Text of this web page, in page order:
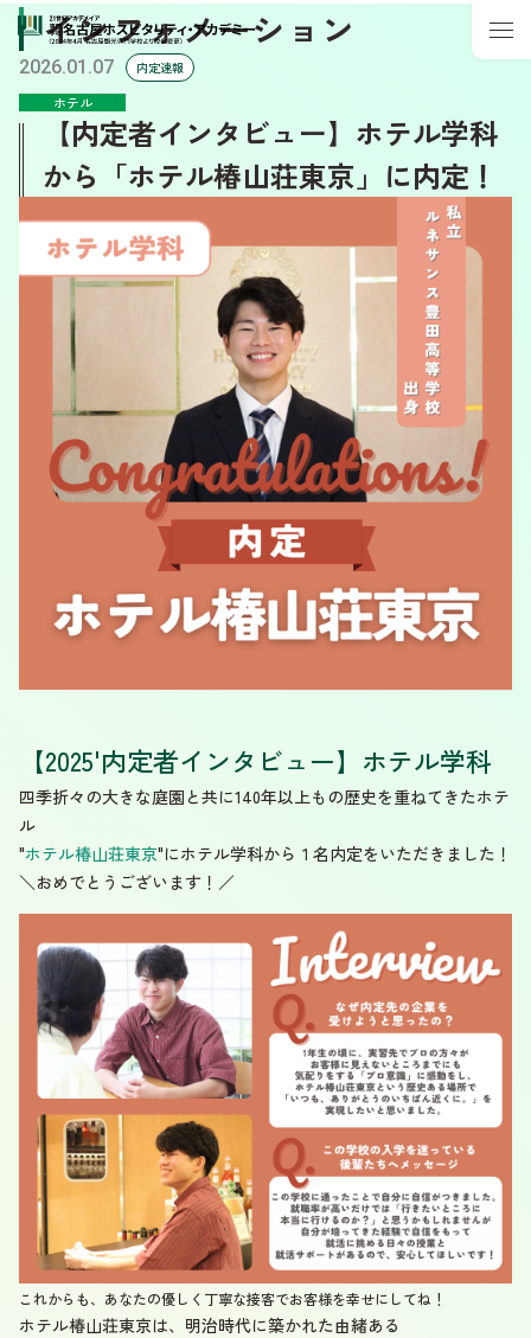
インフォメーション
2026.01.07 内定速報
ホテル
【内定者インタビュー】ホテル学科
から「ホテル椿山荘東京」に内定！
【2025'内定者インタビュー】ホテル学科
四季折々の大きな庭園と共に140年以上もの歴史を重ねてきたホテ
ル
"ホテル椿山荘東京"にホテル学科から１名内定をいただきました！
＼おめでとうございます！／
これからも、あなたの優しく丁寧な接客でお客様を幸せにしてね！
ホテル椿山荘東京は、明治時代に築かれた由緒ある